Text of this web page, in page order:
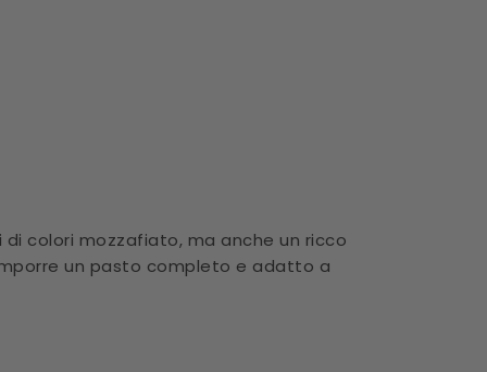
colori mozzafiato, ma anche un ricco
un pasto completo e adatto a